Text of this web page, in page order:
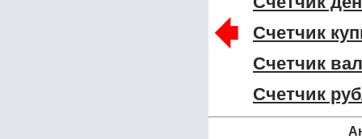
Счетчик
Счетчик
Счетчик
🠸